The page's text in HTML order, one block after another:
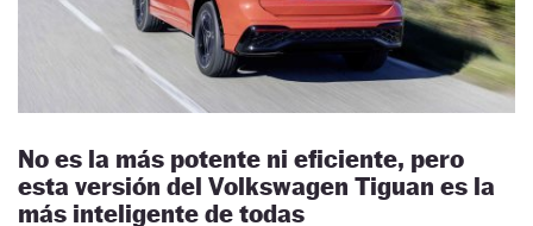
No es la más potente ni eficiente, pero
esta versión del Volkswagen Tiguan es la
más inteligente de todas